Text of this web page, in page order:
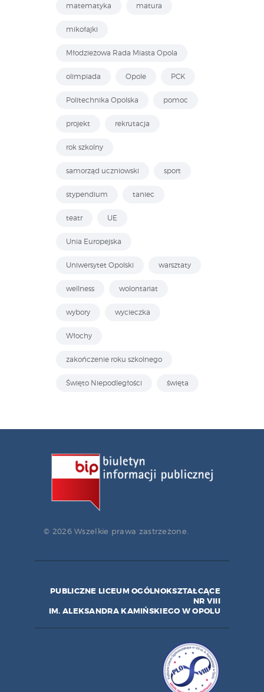
matematyka matura
mikołajki
Młodzieżowa Rada Miasta Opola
olimpiada Opole PCK
Politechnika Opolska pomoc
projekt rekrutacja
rok szkolny
samorząd uczniowski sport
stypendium taniec
teatr UE
Unia Europejska
Uniwersytet Opolski warsztaty
wellness wolontariat
wybory wycieczka
Włochy
zakończenie roku szkolnego
Święto Niepodległości święta
© 2026 Wszelkie prawa zastrzeżone.
PUBLICZNE LICEUM OGÓLNOKSZTAŁCĄCE
NR VIII
IM. ALEKSANDRA KAMIŃSKIEGO W OPOLU